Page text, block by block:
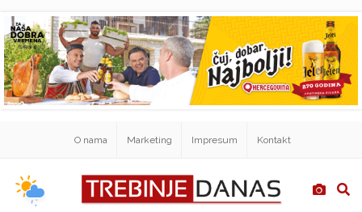
O nama Marketing Impresum Kontakt